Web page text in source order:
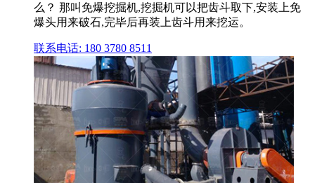
么？ 那叫免爆挖掘机,挖掘机可以把齿斗取下,安装上免
爆头用来破石,完毕后再装上齿斗用来挖运。
联系电话: 180 3780 8511